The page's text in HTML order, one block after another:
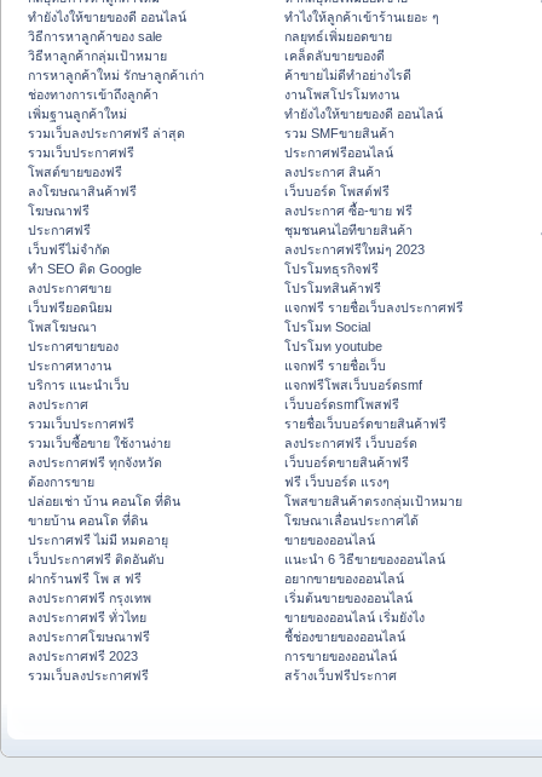
ทํายังไงให้ขายของดี ออนไลน์
วิธีการหาลูกค้าของ sale
วิธีหาลูกค้ากลุ่มเป้าหมาย
การหาลูกค้าใหม่ รักษาลูกค้าเก่า
ช่องทางการเข้าถึงลูกค้า
เพิ่มฐานลูกค้าใหม่
รวมเว็บลงประกาศฟรี ล่าสุด
รวมเว็บประกาศฟรี
โพสต์ขายของฟรี
ลงโฆษณาสินค้าฟรี
โฆษณาฟรี
ประกาศฟรี
เว็บฟรีไม่จำกัด
ทำ SEO ติด Google
ลงประกาศขาย
เว็บฟรียอดนิยม
โพสโฆษณา
ประกาศขายของ
ประกาศหางาน
บริการ แนะนำเว็บ
ลงประกาศ
รวมเว็บประกาศฟรี
รวมเว็บซื้อขาย ใช้งานง่าย
ลงประกาศฟรี ทุกจังหวัด
ต้องการขาย
ปล่อยเช่า บ้าน คอนโด ที่ดิน
ขายบ้าน คอนโด ที่ดิน
ประกาศฟรี ไม่มี หมดอายุ
เว็บประกาศฟรี ติดอันดับ
ฝากร้านฟรี โพ ส ฟรี
ลงประกาศฟรี กรุงเทพ
ลงประกาศฟรี ทั่วไทย
ลงประกาศโฆษณาฟรี
ลงประกาศฟรี 2023
รวมเว็บลงประกาศฟรี
ทําไงให้ลูกค้าเข้าร้านเยอะ ๆ
กลยุทธ์เพิ่มยอดขาย
เคล็ดลับขายของดี
ค้าขายไม่ดีทำอย่างไรดี
งานโพสโปรโมทงาน
ทํายังไงให้ขายของดี ออนไลน์
รวม SMFขายสินค้า
ประกาศฟรีออนไลน์
ลงประกาศ สินค้า
เว็บบอร์ด โพสต์ฟรี
ลงประกาศ ซื้อ-ขาย ฟรี
ชุมชนคนไอทีขายสินค้า
ลงประกาศฟรีใหม่ๆ 2023
โปรโมทธุรกิจฟรี
โปรโมทสินค้าฟรี
แจกฟรี รายชื่อเว็บลงประกาศฟรี
โปรโมท Social
โปรโมท youtube
แจกฟรี รายชื่อเว็บ
แจกฟรีโพสเว็บบอร์ดsmf
เว็บบอร์ดsmfโพสฟรี
รายชื่อเว็บบอร์ดขายสินค้าฟรี
ลงประกาศฟรี เว็บบอร์ด
เว็บบอร์ดขายสินค้าฟรี
ฟรี เว็บบอร์ด แรงๆ
โพสขายสินค้าตรงกลุ่มเป้าหมาย
โฆษณาเลื่อนประกาศได้
ขายของออนไลน์
แนะนำ 6 วิธีขายของออนไลน์
อยากขายของออนไลน์
เริ่มต้นขายของออนไลน์
ขายของออนไลน์ เริ่มยังไง
ชี้ช่องขายของออนไลน์
การขายของออนไลน์
สร้างเว็บฟรีประกาศ